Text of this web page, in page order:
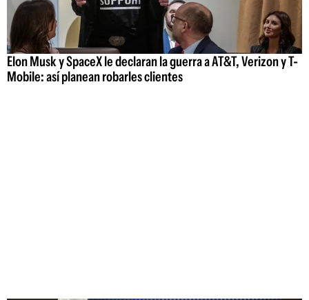
Elon Musk y SpaceX le declaran la guerra a AT&T, Verizon y T-
Mobile: así planean robarles clientes